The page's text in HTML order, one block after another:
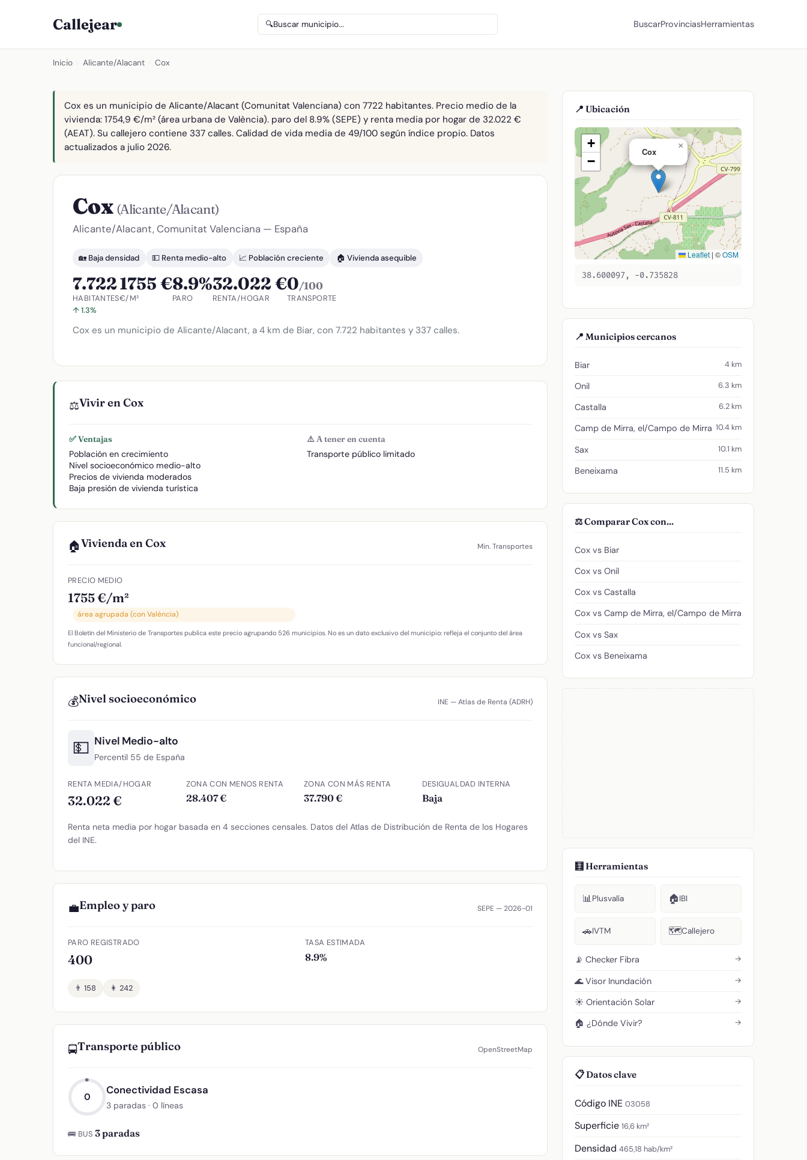
Callejear 🔍Buscar municipio... BuscarProvinciasHerramientas
Inicio Alicante/Alacant Cox
Cox es un municipio de Alicante/Alacant (Comunitat Valenciana) con 7722 habitantes. Precio medio de la
vivienda: 1754,9 €/m² (área urbana de València). paro del 8.9% (SEPE) y renta media por hogar de 32.022 €
(AEAT). Su callejero contiene 337 calles. Calidad de vida media de 49/100 según índice propio. Datos
actualizados a julio 2026.
Cox (Alicante/Alacant)
Alicante/Alacant, Comunitat Valenciana — España
🏡 Baja densidad 💵 Renta medio-alto 📈 Población creciente 🏠 Vivienda asequible
7.722
HABITANTES
↑ 1.3%
1755 €
€/M²
8.9%
PARO
32.022 €
RENTA/HOGAR
0/100
TRANSPORTE
Cox es un municipio de Alicante/Alacant, a 4 km de Biar, con 7.722 habitantes y 337 calles.
⚖️Vivir en Cox
✅ Ventajas
Población en crecimiento
Nivel socioeconómico medio-alto
Precios de vivienda moderados
Baja presión de vivienda turística
⚠️ A tener en cuenta
Transporte público limitado
🏠Vivienda en Cox Min. Transportes
PRECIO MEDIO
1755 €/m²
área agrupada (con València)
El Boletín del Ministerio de Transportes publica este precio agrupando 526 municipios. No es un dato exclusivo del municipio: refleja el conjunto del área
funcional/regional.
💰Nivel socioeconómico INE — Atlas de Renta (ADRH)
💵 Nivel Medio-alto
Percentil 55 de España
RENTA MEDIA/HOGAR
32.022 €
ZONA CON MENOS RENTA
28.407 €
ZONA CON MÁS RENTA
37.790 €
DESIGUALDAD INTERNA
Baja
Renta neta media por hogar basada en 4 secciones censales. Datos del Atlas de Distribución de Renta de los Hogares
del INE.
💼Empleo y paro SEPE — 2026-01
PARO REGISTRADO
400
TASA ESTIMADA
8.9%
👨 158 👩 242
🚍Transporte público OpenStreetMap
0
Conectividad Escasa
3 paradas · 0 líneas
🚌 BUS 3 paradas
📍 Ubicación
Cox
×
+
−
Leaflet | ©OSM
38.600097, -0.735828
📍 Municipios cercanos
Biar 4 km
Onil 6.3 km
Castalla 6.2 km
Camp de Mirra, el/Campo de Mirra 10.4 km
Sax 10.1 km
Beneixama 11.5 km
⚖️ Comparar Cox con...
Cox vs Biar
Cox vs Onil
Cox vs Castalla
Cox vs Camp de Mirra, el/Campo de Mirra
Cox vs Sax
Cox vs Beneixama
🧮 Herramientas
📊Plusvalía 🏠IBI
🚗IVTM 🗺️Callejero
📡 Checker Fibra →
🌊 Visor Inundación →
☀️ Orientación Solar →
🏠 ¿Dónde Vivir? →
📋 Datos clave
Código INE 03058
Superficie 16,6 km²
Densidad 465,18 hab/km²